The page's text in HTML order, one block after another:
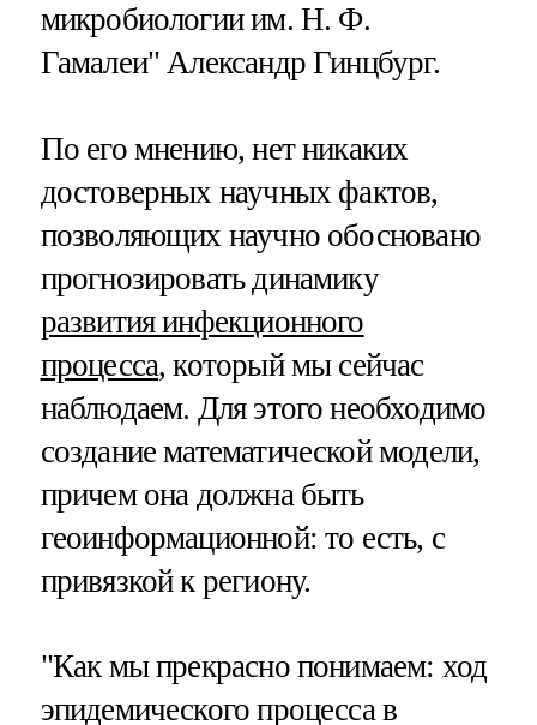
микробиологии им. Н. Ф.
Гамалеи" Александр Гинцбург.
По его мнению, нет никаких
достоверных научных фактов,
позволяющих научно обосновано
прогнозировать динамику
развития инфекционного
процесса, который мы сейчас
наблюдаем. Для этого необходимо
создание математической модели,
причем она должна быть
геоинформационной: то есть, с
привязкой к региону.
"Как мы прекрасно понимаем: ход
эпидемического процесса в